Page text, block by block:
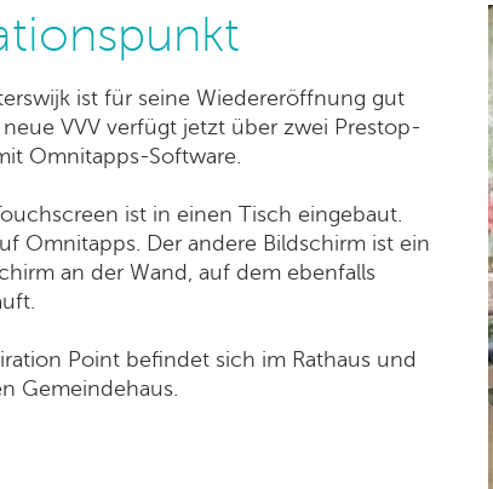
ist für seine Wiedereröffnung gut
VVV verfügt jetzt über zwei Prestop-
Omnitapps-Software.
ist in einen Tisch eingebaut.
Omnitapps. Der andere Bildschirm ist ein
an der Wand, auf dem ebenfalls
Point befindet sich im Rathaus und
Gemeindehaus.